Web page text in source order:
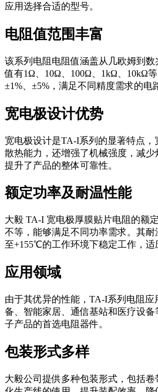
应用选择合适的型号。
电阻值范围丰富
该系列电阻电阻值涵盖从几欧姆到数
值有1Ω、10Ω、100Ω、1kΩ、10kΩ
±1%、±5%，满足不同精度需求的电
宽电极设计优势
宽电极设计是TA-I系列的显著特点
散热能力，还增强了机械强度，减
提升了产品的整体可靠性。
额定功率及耐温性能
大毅 TA-I 宽电极厚膜贴片电阻的额
不等，能够满足不同功率需求。其
至+155℃的工作环境下稳定工作，适
应用领域
由于其优异的性能，TA-I系列电阻
备、智能家居、通信基站和医疗设
子产品的首选电阻器件。
包装形式多样
大毅公司提供多种包装形式，包括